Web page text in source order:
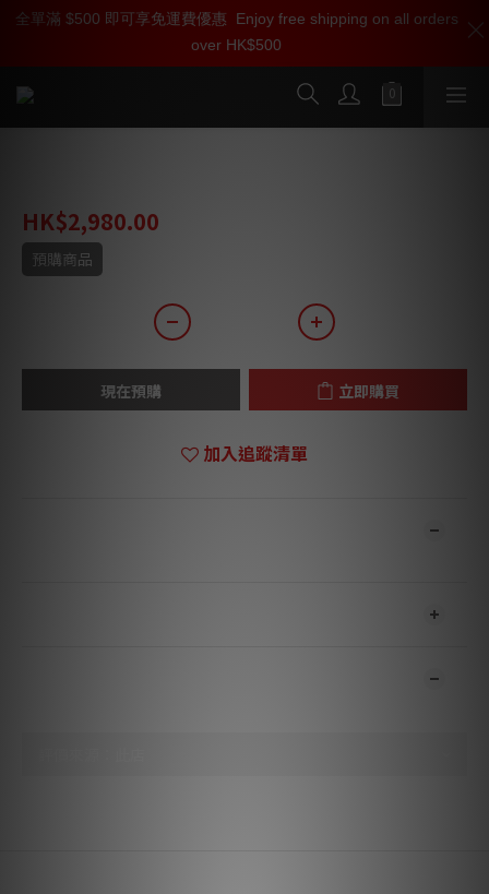
HK$2,980.00
預購商品
現在預購 立即購買
加入追蹤清單
加入雅詠尊尚會員，即享【$1000迎新購物金】【點數回贈 1點數
=1HKD】 獨家會員價
全單滿 $500 即可享免運費優惠
Enjoy free shipping on all orders
over HK$500